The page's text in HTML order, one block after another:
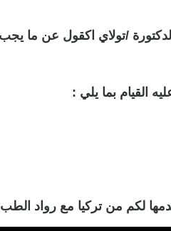
/تولاي اكقول عن ما يجب
القيام بما يلي :
لكم من تركيا مع رواد الطب